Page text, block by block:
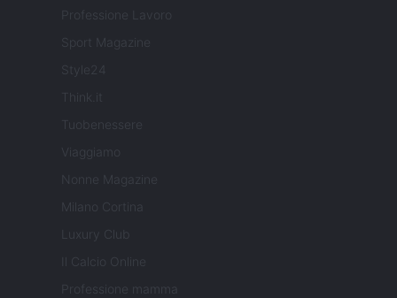
Professione Lavoro
Sport Magazine
Style24
Think.it
Tuobenessere
Viaggiamo
Nonne Magazine
Milano Cortina
Luxury Club
Il Calcio Online
Professione mamma